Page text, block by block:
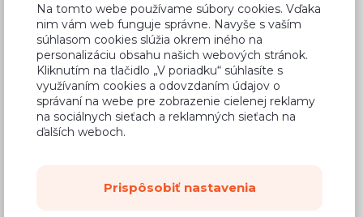
z vybraných skriniek, na mieru
Na tomto webe používame súbory cookies. Vďaka
nim vám web funguje správne. Navyše s vaším
súhlasom cookies slúžia okrem iného na
personalizáciu obsahu našich webových stránok.
Kliknutím na tlačidlo „V poriadku“ súhlasíte s
využívaním cookies a odovzdaním údajov o
správaní na webe pre zobrazenie cielenej reklamy
na sociálnych sieťach a reklamných sieťach na
ďalších weboch.
Prispôsobiť nastavenia